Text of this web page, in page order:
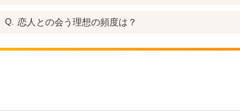
恋人との会う理想の頻度は？